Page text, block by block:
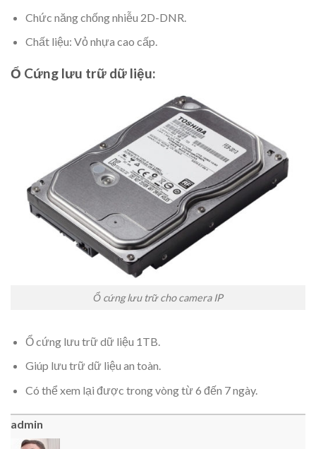
Chức năng chống nhiễu 2D-DNR.
Chất liệu: Vỏ nhựa cao cấp.
Ổ Cứng lưu trữ dữ liệu:
Ổ cứng lưu trữ cho camera IP
Ổ cứng lưu trữ dữ liệu 1TB.
Giúp lưu trữ dữ liệu an toàn.
Có thể xem lại được trong vòng từ 6 đến 7 ngày.
admin